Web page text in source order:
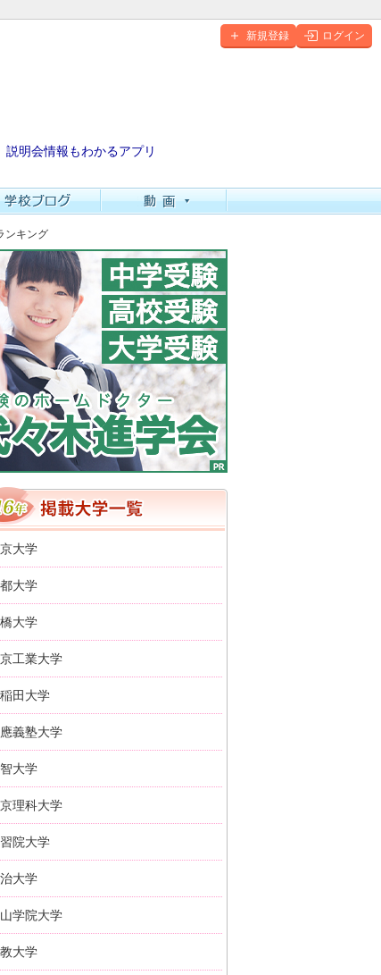
新規登録 ログイン
説明会情報もわかるアプリ
ンキング
大学
大学
大学
工業大学
田大学
義塾大学
智大学
理科大学
院大学
大学
学院大学
大学